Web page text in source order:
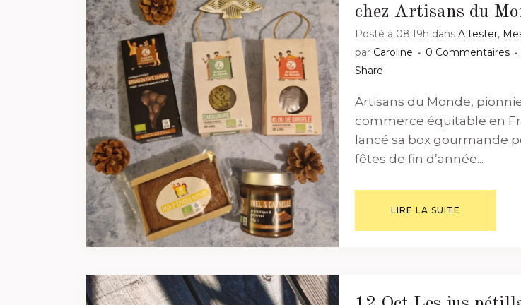
chez Artisans du
Posté à 08:19h dans A tester,
par Caroline 0 Commentaires
Share
Artisans du Monde,
commerce équitable en
lancé sa box gourmande
fêtes de fin d’année...
LIRE LA SUITE